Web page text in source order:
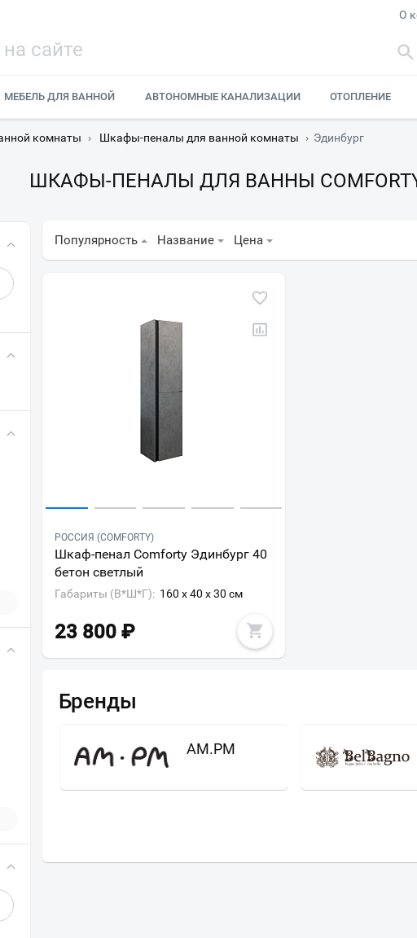
О
МЕБЕЛЬ ДЛЯ ВАННОЙ АВТОНОМНЫЕ КАНАЛИЗАЦИИ ОТОПЛЕНИЕ
комнаты › Шкафы-пеналы для ванной комнаты › Эдинбург
ШКАФЫ-ПЕНАЛЫ ДЛЯ ВАННЫ
Популярность Название Цена
РОССИЯ (COMFORTY)
Шкаф-пенал Comforty Эдинбург 40
бетон светлый
Габариты (В*Ш*Г): 160 x 40 x 30 см
23 800 ₽
Бренды
AM.PM